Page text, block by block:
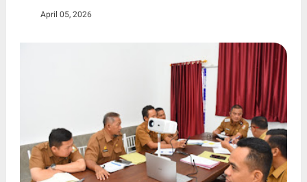
April 05, 2026